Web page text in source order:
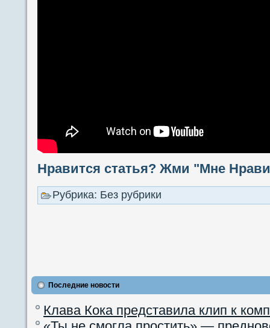
Нравится статья? Жми "Мне
Рубрика: Без рубрики
Последние новости
Клава Кока представила клип к